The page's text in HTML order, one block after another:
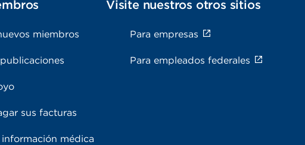
miembros
sus facturas
médica
Visite nuestros otros sitios
Para empresas
Para empleados federales